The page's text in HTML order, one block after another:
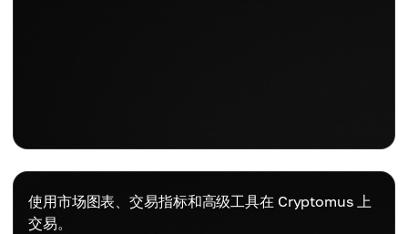
使用市场图表、交易指标和高级工具在 Cryptomus 上
交易。